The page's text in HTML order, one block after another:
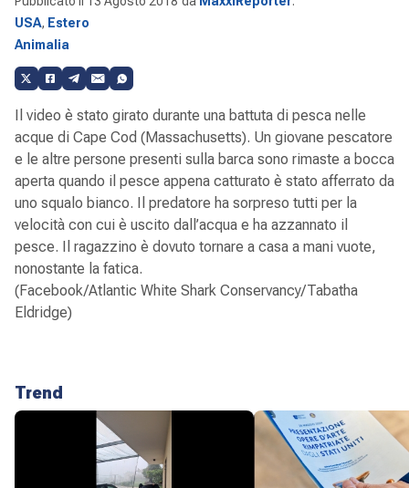
USA, Estero
Animalia
Il video è stato girato durante una battuta di pesca nelle
acque di Cape Cod (Massachusetts). Un giovane pescatore
e le altre persone presenti sulla barca sono rimaste a bocca
aperta quando il pesce appena catturato è stato afferrato da
uno squalo bianco. Il predatore ha sorpreso tutti per la
velocità con cui è uscito dall’acqua e ha azzannato il
pesce. Il ragazzino è dovuto tornare a casa a mani vuote,
nonostante la fatica.
(Facebook/Atlantic White Shark Conservancy/Tabatha
Eldridge)
Trend